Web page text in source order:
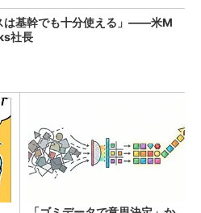
は基幹でも十分使える」――米M
社長